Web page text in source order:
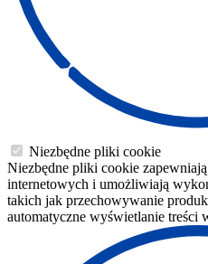
Niezbędne pliki cookie
Niezbędne pliki cookie zapewniają
internetowych i umożliwiają
takich jak przechowywanie
automatyczne wyświetlanie treści